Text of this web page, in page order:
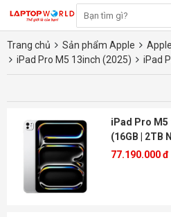
Trang chủ Sản phẩm Apple
iPad Pro M5 13inch (2025)
iPad
iPad Pro M5
(16GB | 2TB
77.190.000 đ